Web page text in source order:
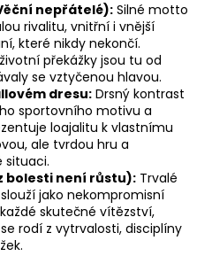
(Věční nepřátelé): Silné motto
rivalitu, vnitřní i vnější
které nikdy nekončí.
překážky jsou tu od
se vztyčenou hlavou.
dresu: Drsný kontrast
sportovního motivu a
loajalitu k vlastnímu
ale tvrdou hru a
situaci.
bolesti není růstu): Trvalé
jako nekompromisní
skutečné vítězství,
rodí z vytrvalosti, disciplíny